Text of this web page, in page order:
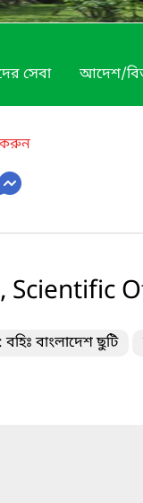
সেবা আদেশ/
করুন
Scientific
বহিঃ বাংলাদেশ ছুটি